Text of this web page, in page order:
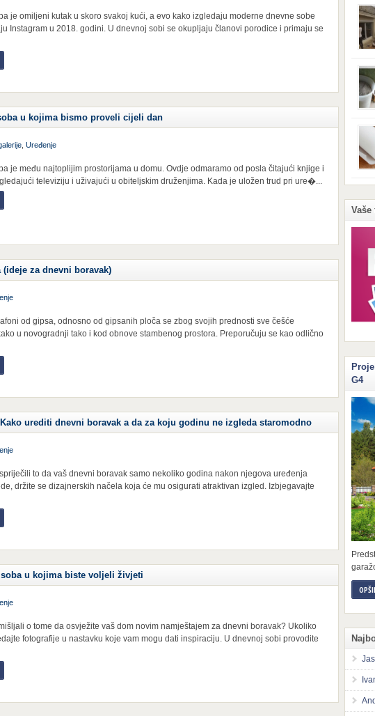
je omiljeni kutak u skoro svakoj kući, a evo kako izgledaju moderne dnevne sobe
Instagram u 2018. godini. U dnevnoj sobi se okupljaju članovi porodice i primaju se
u kojima bismo proveli cijeli dan
Uređenje
je među najtoplijim prostorijama u domu. Ovdje odmaramo od posla čitajući knjige i
televiziju i uživajući u obiteljskim druženjima. Kada je uložen trud pri ure�...
za dnevni boravak)
od gipsa, odnosno od gipsanih ploča se zbog svojih prednosti sve češće
u novogradnji tako i kod obnove stambenog prostora. Preporučuju se kao odlično
Kako urediti dnevni boravak a da za koju godinu ne izgleda staromodno
to da vaš dnevni boravak samo nekoliko godina nakon njegova uređenja
držite se dizajnerskih načela koja će mu osigurati atraktivan izgled. Izbjegavajte
u kojima biste voljeli živjeti
o tome da osvježite vaš dom novim namještajem za dnevni boravak? Ukoliko
fotografije u nastavku koje vam mogu dati inspiraciju. U dnevnoj sobi provodite
koji
vas
se
niko
G4